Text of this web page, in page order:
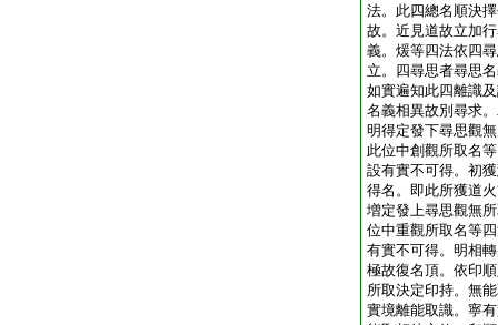
法。此四總名順決
故。近見道故立加
義。煖等四法依四
立。四尋思者尋思
如實遍知此四離識
名義相異故別尋求
明得定發下尋思觀
此位中創觀所取名
設有實不可得。初
得名。即此所獲道
増定發上尋思觀無
位中重觀所取名等
有實不可得。明相
極故復名頂。依印
所取決定印持。無
實境離能取識。寧